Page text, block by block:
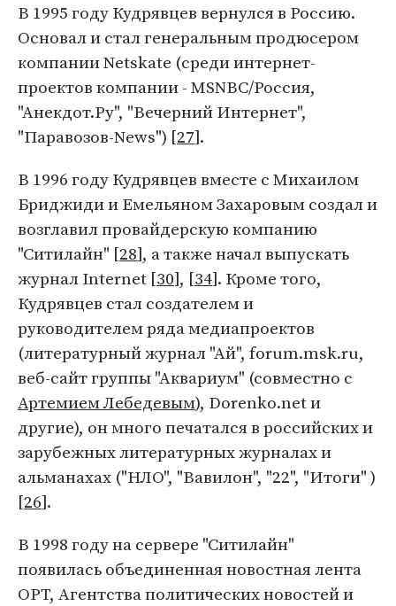
В 1995 году Кудрявцев вернулся в Россию.
Основал и стал генеральным продюсером
компании Netskate (среди интернет-
проектов компании - MSNBC/Россия,
"Анекдот.Ру", "Вечерний Интернет",
"Паравозов-News") [27].
В 1996 году Кудрявцев вместе с Михаилом
Бриджиди и Емельяном Захаровым создал и
возглавил провайдерскую компанию
"Ситилайн" [28], а также начал выпускать
журнал Internet [30], [34]. Кроме того,
Кудрявцев стал создателем и
руководителем ряда медиапроектов
(литературный журнал "Ай", forum.msk.ru,
веб-сайт группы "Аквариум" (совместно с
Артемием Лебедевым), Dorenko.net и
другие), он много печатался в российских и
зарубежных литературных журналах и
альманахах ("НЛО", "Вавилон", "22", "Итоги" )
[26].
В 1998 году на сервере "Ситилайн"
появилась объединенная новостная лента
ОРТ, Агентства политических новостей и